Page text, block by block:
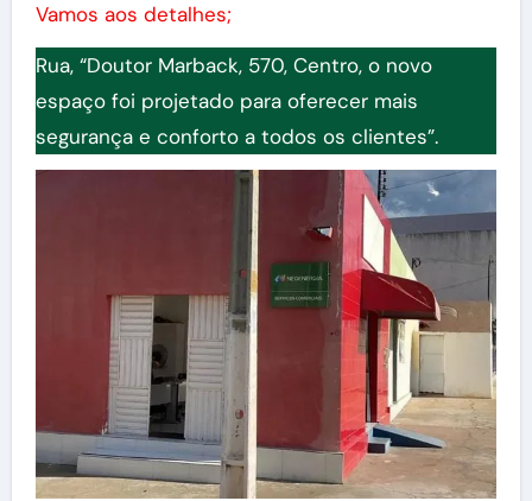
Vamos aos detalhes;
Rua, “Doutor Marback, 570, Centro, o novo
espaço foi projetado para oferecer mais
segurança e conforto a todos os clientes”.